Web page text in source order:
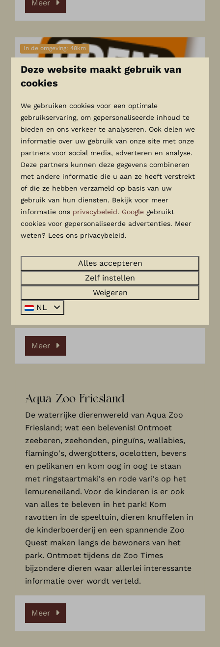
Meer
In de omgeving: 48km
Apenheuvel
De Apenheul is uniek in de wereld. Nergens
zijn zoveel verschillende soorten apen bij
elkaar. In de Apenheul lopen wel
tweehonderd verschillende soorten vrij
rond tussen de bezoekers. Kinderen
vermaken zich prima. Op de avontuurlijke
MekranotiTrail beleven ze via touwbruggen,
hun weg te vinden in het oerwoud. Het
dierenpark werd in 2008 gerenoveerd en
heeft een Amazonebrug gekregen van wel
tweehonderd meter lang. Deze slingert
tussen de verschillende apeneilanden.
Meer
Aqua Zoo Friesland
De waterrijke dierenwereld van Aqua Zoo
Friesland; wat een belevenis! Ontmoet
zeeberen, zeehonden, pinguïns, wallabies,
flamingo's, dwergotters, ocelotten, bevers
en pelikanen en kom oog in oog te staan
met ringstaartmaki's en rode vari's op het
lemureneiland. Voor de kinderen is er ook
van alles te beleven in het park! Kom
ravotten in de speeltuin, dieren knuffelen in
de kinderboerderij en een spannende Zoo
Quest maken langs de bewoners van het
park. Ontmoet tijdens de Zoo Times
bijzondere dieren waar allerlei interessante
informatie over wordt verteld.
Meer
Deze website maakt gebruik van
cookies
We gebruiken cookies voor een optimale
gebruikservaring, om gepersonaliseerde inhoud te
bieden en ons verkeer te analyseren. Ook delen we
informatie over uw gebruik van onze site met onze
partners voor social media, adverteren en analyse.
Deze partners kunnen deze gegevens combineren
met andere informatie die u aan ze heeft verstrekt
of die ze hebben verzameld op basis van uw
gebruik van hun diensten. Bekijk voor meer
informatie ons privacybeleid. Google gebruikt
cookies voor gepersonaliseerde advertenties. Meer
weten? Lees ons privacybeleid.
Alles accepteren
Zelf instellen
Weigeren
NL